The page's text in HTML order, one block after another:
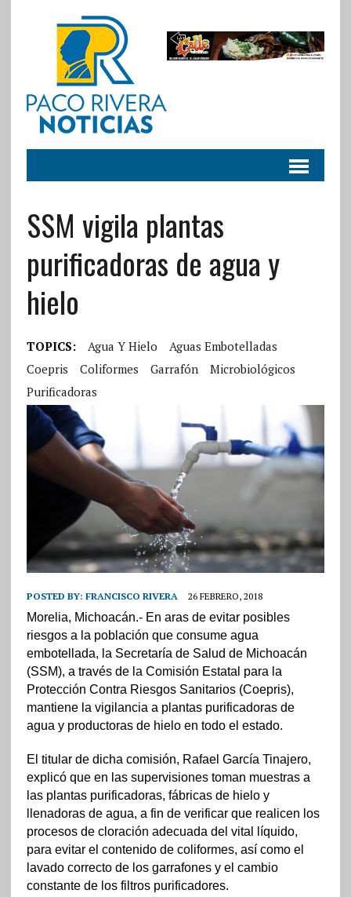
SSM vigila plantas
purificadoras de agua y
hielo
TOPICS: Agua Y Hielo
Aguas Embotelladas
Coepris
Coliformes Garrafón
Microbiológicos
Purificadoras
POSTED BY: FRANCISCO RIVERA 26 FEBRERO, 2018
Morelia, Michoacán.- En aras de evitar posibles
riesgos a la población que consume agua
embotellada, la Secretaría de Salud de Michoacán
(SSM), a través de la Comisión Estatal para la
Protección Contra Riesgos Sanitarios (Coepris),
mantiene la vigilancia a plantas purificadoras de
agua y productoras de hielo en todo el estado.
El titular de dicha comisión, Rafael García Tinajero,
explicó que en las supervisiones toman muestras a
las plantas purificadoras, fábricas de hielo y
llenadoras de agua, a fin de verificar que realicen los
procesos de cloración adecuada del vital líquido,
para evitar el contenido de coliformes, así como el
lavado correcto de los garrafones y el cambio
constante de los filtros purificadores.